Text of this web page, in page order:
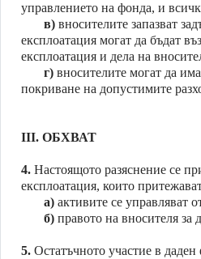
управлението на фонда, и
в) вносителите запазват
експлоатация могат да бъдат
експлоатация и дела на
г) вносителите могат да
покриване на допустимите
III. ОБХВАТ
4. Настоящото разяснение се
експлоатация, които
а) активите се управляват
б) правото на вносителя за
5. Остатъчното участие в